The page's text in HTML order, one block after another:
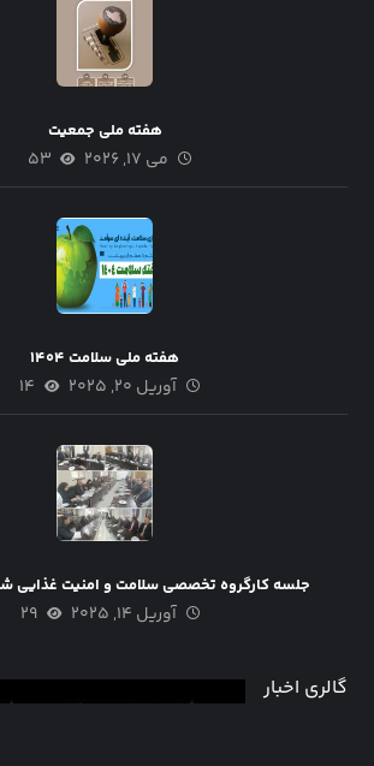
هفته ملی جمعیت
می ۱۷, ۲۰۲۶ ۵۳
هفته ملی سلامت ۱۴۰۴
آوریل ۲۰, ۲۰۲۵ ۱۴
جلسه کارگروه تخصصی سلامت و امنیت غذایی
آوریل ۱۴, ۲۰۲۵ ۲۹
گالری اخبار